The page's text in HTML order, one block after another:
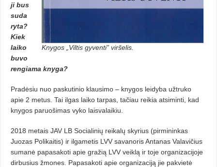
Knygos „Viltis gyventi” viršelis.
ji bus
suda
ryta?
Kiek
laiko
buvo
rengiama knyga?
Pradėsiu nuo paskutinio klausimo – knygos leidyba užtruko
apie 2 metus. Tai ilgas laiko tarpas, tačiau reikia atsiminti, kad
knygos paruošimas vyko laisvalaikiu.
2018 metais JAV LB Socialinių reikalų skyrius (pirmininkas
Juozas Polikaitis) ir ilgametis LVV savanoris Antanas Valavičius
sumanė papasakoti apie gražią LVV veiklą ir toje organizacijoje
dirbusius žmones. Papasakoti apie organizaciją jie pakvietė